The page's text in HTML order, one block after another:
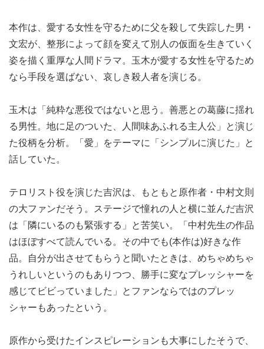
本作は、愛する女性を守るために父を殺して失踪した男・
文宏が、整形によって顔を変えて別人の仮面を生きていく
姿を描く重厚な人間ドラマ。玉木が愛する女性を守るため
なら手段を選ばない、哀しき殺人者を演じる。
玉木は「純粋な悪役ではないと思う。善悪との葛藤に揺れ
る男性。地に足のついた、人間味あふれる主人公」と演じ
た役柄を分析。「愛」をテーマに「シンプルに演じた」と
話していた。
テロリスト役を演じた吉沢は、もともと原作者・中村文則
の大ファンだそう。ステージで憧れの人と横に並んだ吉沢
は「隣にいるのも緊張する」と苦笑い。「中村先生の作品
はほぼすべて読んでいる。その中でも(本作は)好きな作
品。自分が出させてもらうと聞いたときは、めちゃめちゃ
うれしいというのもありつつ、勝手に変なプレッシャーを
感じてビビっていました」とファンならではのプレッ
シャーもあったという。
原作から受けたインスピレーションも大事にしたそうで、